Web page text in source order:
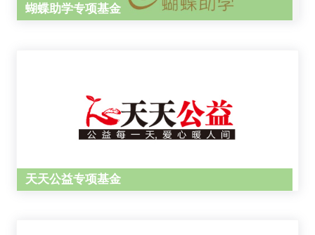
蝴蝶助学专项基金
天天公益专项基金